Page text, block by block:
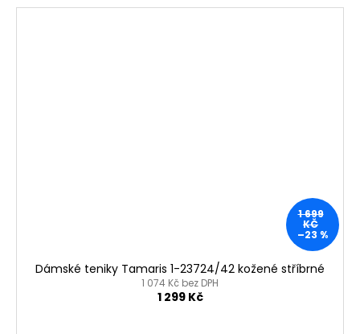
1 699
KČ
–23 %
Dámské teniky Tamaris 1-23724/42 kožené stříbrné
1 074 Kč bez DPH
1 299 Kč